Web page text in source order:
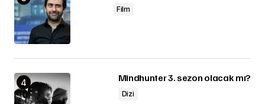
Film
Mindhunter 3. sezon olacak mı?
Dizi